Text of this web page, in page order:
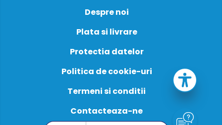
Despre noi
Plata si livrare
Protectia datelor
Politica de cookie-uri
Termeni si conditii
Contacteaza-ne